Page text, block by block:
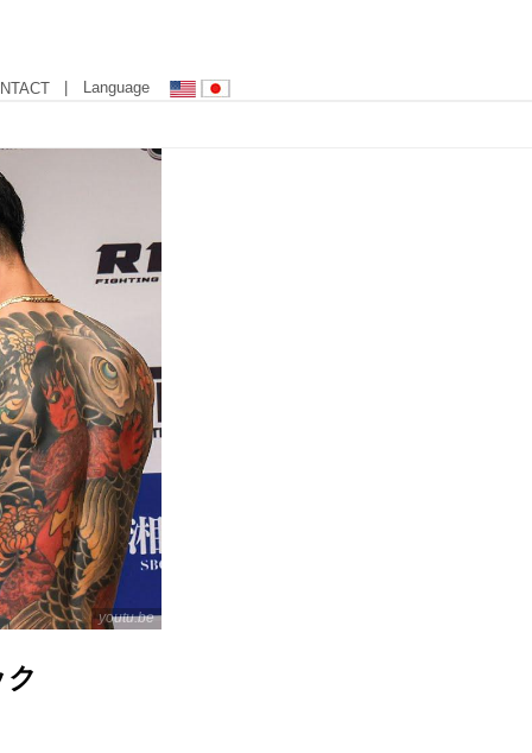
| Language
youtu.be